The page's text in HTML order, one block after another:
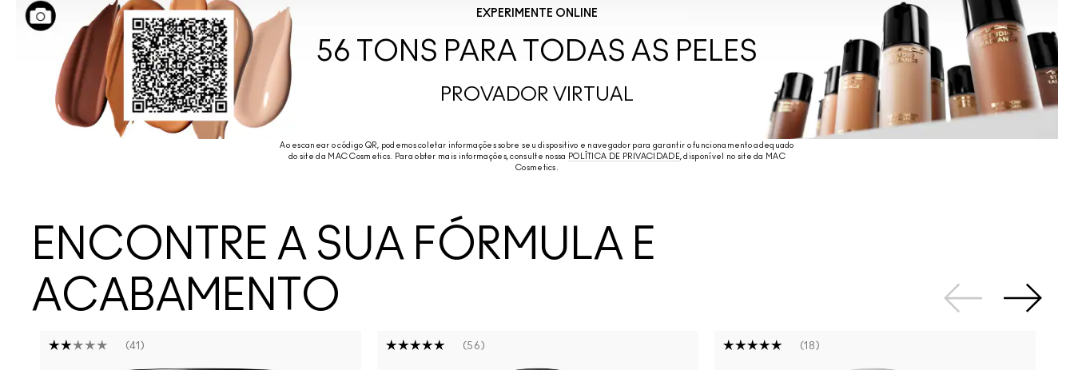
EXPERIMENTE ONLINE
56 TONS PARA TODAS AS PELES
PROVADOR VIRTUAL
Ao escanear o código QR, podemos coletar informações sobre seu dispositivo e navegador para garantir o funcionamento adequado
do site da MAC Cosmetics. Para obter mais informações, consulte nossa POLÍTICA DE PRIVACIDADE, disponível no site da MAC
Cosmetics.
ENCONTRE A SUA FÓRMULA E
ACABAMENTO
41 56 18